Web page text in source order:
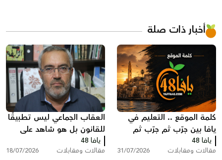
أخبار ذات صلة
كلمة الموقع .. التعليم في
يافا بين جرّب ثم جرّب ثم
انظر ماذا سيحدث!
يافا 48
مقالات ومقابلات 31/07/2026
العقاب الجماعي ليس تطبيقًا
للقانون بل هو شاهد على
تخبط المؤسسه الرسمية
بقلم : عمر سكسك
يافا 48
مقالات ومقابلات 18/07/2026